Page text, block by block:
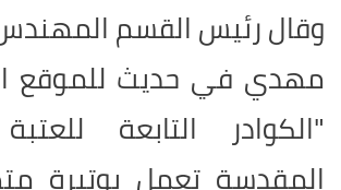
وقال رئيس القسم
مهدي في حديث للموقع
"الكوادر التابعة
المقدسة تعمل بوتيرة